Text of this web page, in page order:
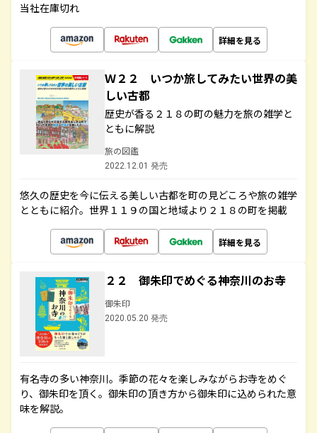
当社在庫切れ
詳細を見る
Ｗ２２ いつか旅してみたい世界の美
しい古都
歴史が香る２１８の町の魅力を旅の雑学と
ともに解説
旅の図鑑
2022.12.01 発売
悠久の歴史を今に伝える美しい古都を町の見どころや旅の雑学
とともに紹介。世界１１９の国と地域より２１８の町を掲載
詳細を見る
２２ 御朱印でめぐる神奈川のお寺
御朱印
2020.05.20 発売
有名寺の多い神奈川。季節の花々を楽しみながらお寺をめぐ
り、御朱印を頂く。御朱印の頂き方から御朱印に込められた意
味を解説。